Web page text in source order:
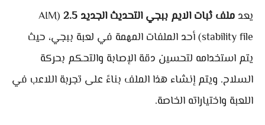
يعد ملف ثبات الايم ببجي التحديث الجديد 2.5
(AIM
stability file) أحد الملفات المهمة في لعبة ببجي، حيث
يتم استخدامه لتحسين دقة الإصابة والتحكم بحركة
السلاح. ويتم إنشاء هذا الملف بناءً على تجربة اللاعب في
اللعبة واختياراته الخاصة.